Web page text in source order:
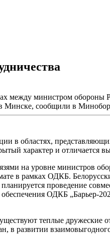
между министром обороны
Минске, сообщили в
в областях,
характер и отличается
на уровне министров
в рамках ОДКБ.
проведение
ОДКБ „Барьер-
теплые дружеские
развитии